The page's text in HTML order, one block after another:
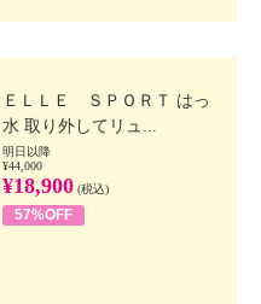
ＥＬＬＥ ＳＰＯＲＴ はっ
水 取り外してリュ...
明日以降
¥44,000
¥18,900 (税込)
57%OFF